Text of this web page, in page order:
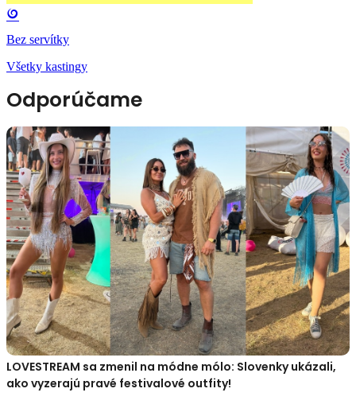
Bez servítky
Všetky kastingy
Odporúčame
LOVESTREAM sa zmenil na módne mólo: Slovenky ukázali,
ako vyzerajú pravé festivalové outfity!